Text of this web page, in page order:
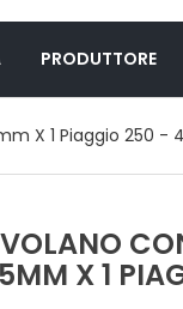
PRODUTTORE
X 1 Piaggio 250 -
X 1